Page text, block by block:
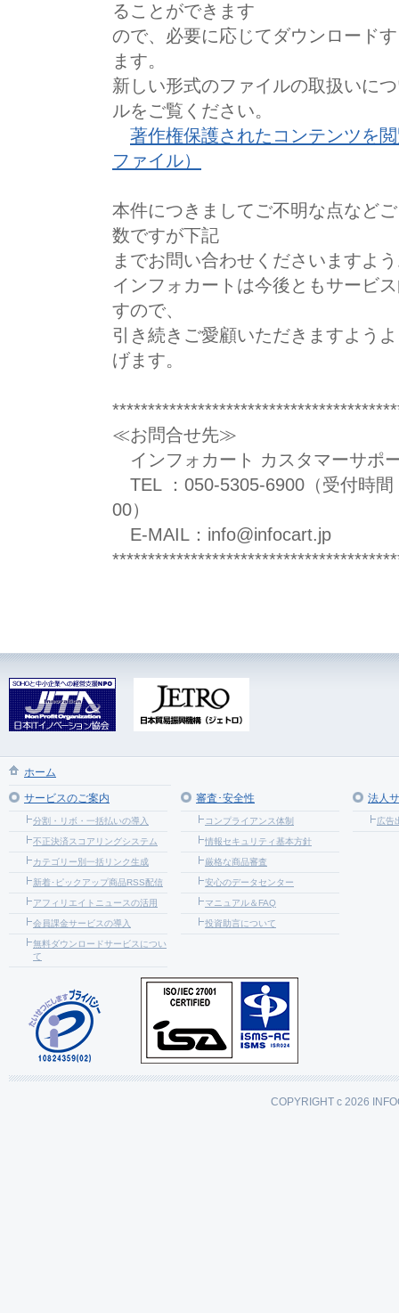
ることができます
ので、必要に応じてダウンロード
ます。
新しい形式のファイルの取扱いに
ルをご覧ください。
著作権保護されたコンテンツを
ファイル）
本件につきましてご不明な点など
数ですが下記
までお問い合わせくださいますよ
インフォカートは今後ともサービ
すので、
引き続きご愛顧いただきますよう
げます。
≪お問合せ先≫
インフォカート カスタマーサポ
TEL ：050-5305-6900（受付時
00）
E-MAIL：info@infocart.jp
ホーム
サービスのご案内
分割・リボ・一括払いの導入
不正決済スコアリングシステム
カテゴリー別一括リンク生成
新着･ピックアップ商品RSS配信
アフィリエイトニュースの活用
会員課金サービスの導入
無料ダウンロードサービスについ
て
審査･安全性
コンプライアンス体制
情報セキュリティ基本方針
厳格な商品審査
安心のデータセンター
マニュアル＆FAQ
投資助言について
法人
広告
COPYRIGHT c 2026